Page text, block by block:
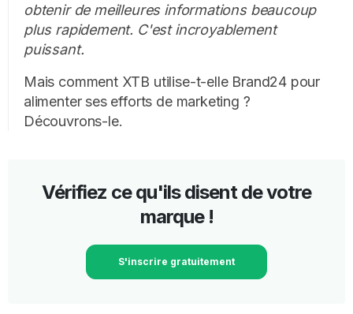
obtenir de meilleures informations beaucoup
plus rapidement. C'est incroyablement
puissant.
Mais comment XTB utilise-t-elle Brand24 pour
alimenter ses efforts de marketing ?
Découvrons-le.
Vérifiez ce qu'ils disent de votre
marque !
S'inscrire gratuitement